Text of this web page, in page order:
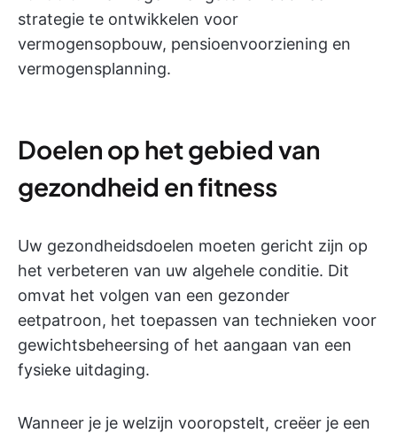
strategie te ontwikkelen voor
vermogensopbouw, pensioenvoorziening en
vermogensplanning.
Doelen op het gebied van
gezondheid en fitness
Uw gezondheidsdoelen moeten gericht zijn op
het verbeteren van uw algehele conditie. Dit
omvat het volgen van een gezonder
eetpatroon, het toepassen van technieken voor
gewichtsbeheersing of het aangaan van een
fysieke uitdaging.
Wanneer je je welzijn vooropstelt, creëer je een